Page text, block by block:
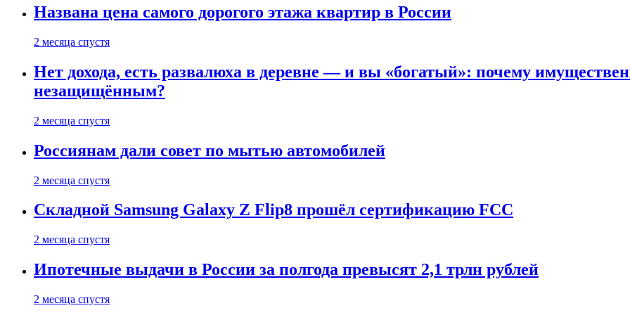
Названа цена самого дорогого этажа квартир в России
2 месяца спустя
Нет дохода, есть развалюха в деревне — и вы «богатый»: почему
незащищённым?
2 месяца спустя
Россиянам дали совет по мытью автомобилей
2 месяца спустя
Складной Samsung Galaxy Z Flip8 прошёл сертификацию FCC
2 месяца спустя
Ипотечные выдачи в России за полгода превысят 2,1 трлн рублей
2 месяца спустя